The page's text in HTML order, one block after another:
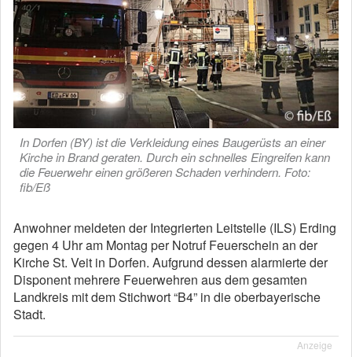
In Dorfen (BY) ist die Verkleidung eines Baugerüsts an einer
Kirche in Brand geraten. Durch ein schnelles Eingreifen kann
die Feuerwehr einen größeren Schaden verhindern. Foto:
fib/Eß
Anwohner meldeten der Integrierten Leitstelle (ILS) Erding
gegen 4 Uhr am Montag per Notruf Feuerschein an der
Kirche St. Veit in Dorfen. Aufgrund dessen alarmierte der
Disponent mehrere Feuerwehren aus dem gesamten
Landkreis mit dem Stichwort “B4” in die oberbayerische
Stadt.
Anzeige